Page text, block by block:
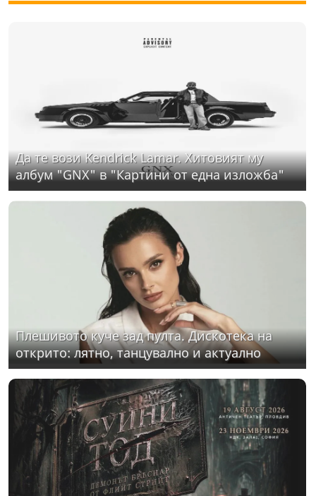
Да те вози Kendrick Lamar. Хитовият му
албум "GNX" в "Картини от една изложба"
Плешивото куче зад пулта. Дискотека на
открито: лятно, танцувално и актуално